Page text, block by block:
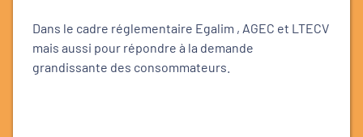
Dans le cadre réglementaire Egalim , AGEC et LTECV
mais aussi pour répondre à la demande
grandissante des consommateurs.